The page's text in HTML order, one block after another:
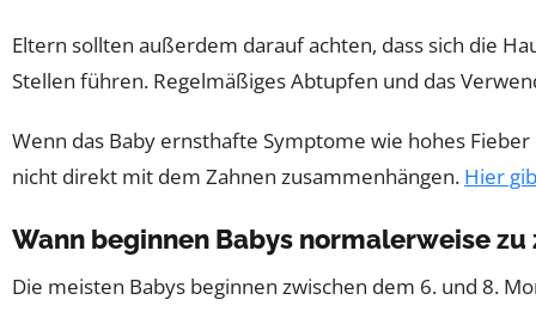
Eltern sollten außerdem darauf achten, dass sich die
Stellen führen. Regelmäßiges Abtupfen und das
Wenn das Baby ernsthafte Symptome wie hohes
nicht direkt mit dem Zahnen zusammenhängen. Hier
Wann beginnen Babys normalerweise zu
Die meisten Babys beginnen zwischen dem 6. und 8.